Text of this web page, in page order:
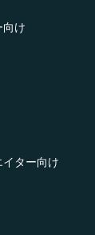
向け
ター向け